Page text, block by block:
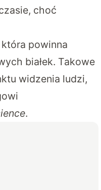
choć
powinna
białek. Takowe
widzenia ludzi,
.